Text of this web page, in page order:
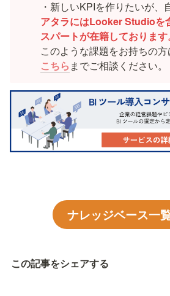
アタラにはLooker Studioを
スパートが在籍しております
このような課題をお持ちの
こちら までご相談ください。
ナレッジベース一
この記事をシェアする